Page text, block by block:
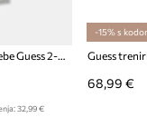
Pamučni komplet trenirke za bebe Guess 2-pack
32,99 €
-15% s
Guess
68,99 €